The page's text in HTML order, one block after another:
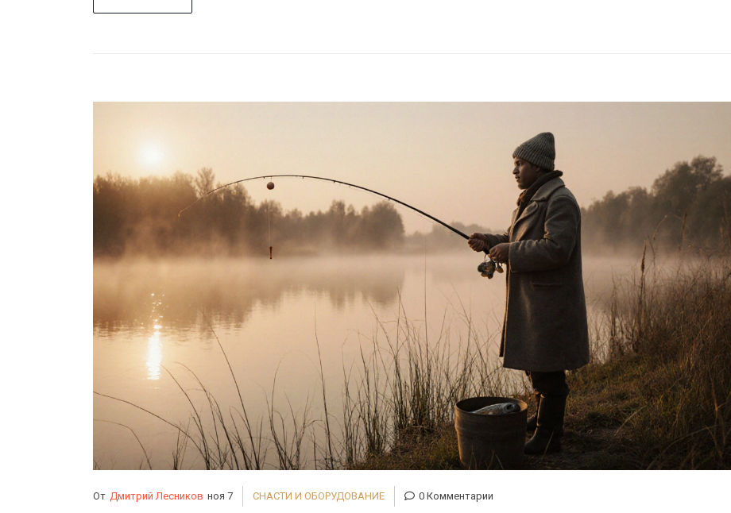
От Дмитрий Лесников ноя 7 СНАСТИ И ОБОРУДОВАНИЕ 0 Комментарии